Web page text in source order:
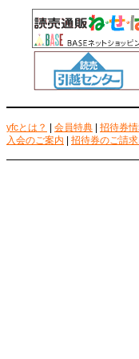
yfcとは？ 会員特典 招待券
入会のご案内
招待券のご請